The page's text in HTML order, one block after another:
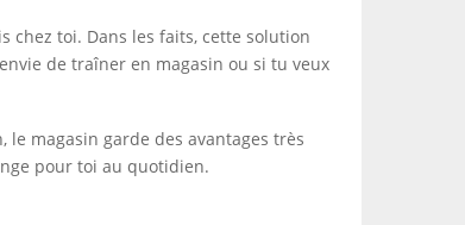
chez toi. Dans les faits, cette solution
de traîner en magasin ou si tu veux
magasin garde des avantages très
pour toi au quotidien.